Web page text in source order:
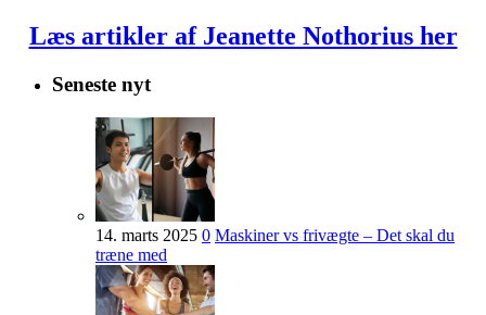
Læs artikler af Jeanette Nothorius her
Seneste nyt
14. marts 2025 0 Maskiner vs frivægte – Det skal du
træne med